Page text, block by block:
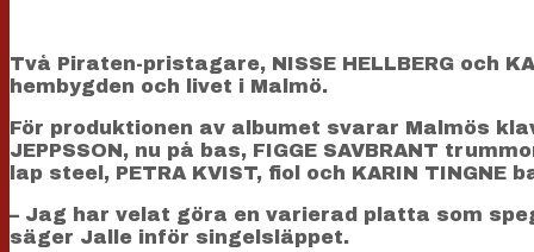
Två Piraten-pristagare, NISSE HELLBERG och
hembygden och livet i Malmö.
För produktionen av albumet svarar Malmös
JEPPSSON, nu på bas, FIGGE SAVBRANT
lap steel, PETRA KVIST, fiol och KARIN TINGNE
– Jag har velat göra en varierad platta som
säger Jalle inför singelsläppet.